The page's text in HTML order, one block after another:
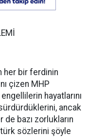
her bir ferdinin
çizen MHP
hayatlarını
ancak
bazı zorlukların
sözlerini şöyle